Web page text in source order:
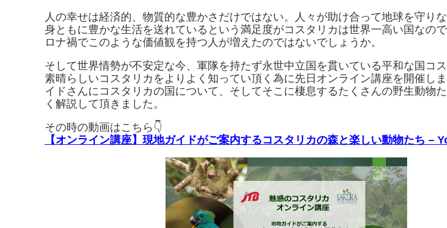
人の幸せは経済的、物質的な豊かさだけではない。人々が助け合って地球を守り
身ともに豊かな生活を送れているという満足度がコスタリカは世界一高い国なの
ロナ禍でこのような価値観を持つ人が増えたのではないでしょうか。
そして世界情勢が不安定な今、軍隊を持たず永世中立国を貫いている平和な国コ
素晴らしいコスタリカをよりよく知ってい頂く為に先日オンライン講座を開催し
イドさんにコスタリカの国について、そしてそこに棲息するたくさんの野生動物
く解説して頂きました。
その時の動画はこちら👇
【オンライン講座】現地ガイドがご案内するコスタリカの森と楽しい動物たち –